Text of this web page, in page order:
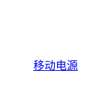
移动电源